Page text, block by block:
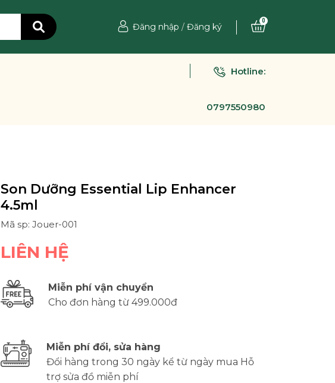
Đăng nhập / Đăng ký
0
Hotline:
0797550980
Son Dưỡng Essential Lip Enhancer
4.5ml
Mã sp: Jouer-001
LIÊN HỆ
Miễn phí vận chuyển
Cho đơn hàng từ 499.000đ
Miễn phí đổi, sửa hàng
Đổi hàng trong 30 ngày kể từ ngày mua Hỗ
trợ sửa đồ miễn phí